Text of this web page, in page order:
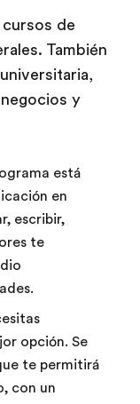
de
También
y
está
en
escribir,
te
opción. Se
te permitirá
con un